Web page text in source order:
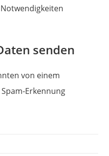
senden
von einem
Erkennung